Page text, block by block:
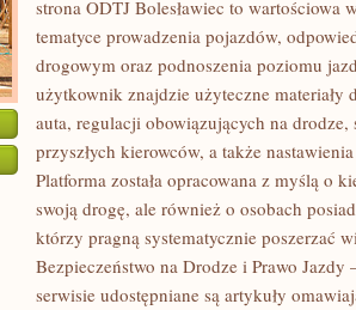
strona ODTJ Bolesławiec to wartościowa
tematyce prowadzenia pojazdów,
drogowym oraz podnoszenia poziomu
użytkownik znajdzie użyteczne materiały
auta, regulacji obowiązujących na
przyszłych kierowców, a także
Platforma została opracowana z myślą o
swoją drogę, ale również o osobach
którzy pragną systematycznie poszerzać
Bezpieczeństwo na Drodze i Prawo
serwisie udostępniane są artykuły